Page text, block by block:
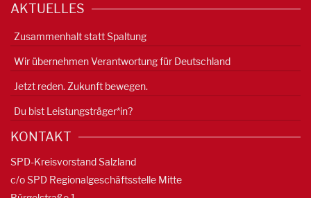
AKTUELLES
Zusammenhalt statt Spaltung
Wir übernehmen Verantwortung für Deutschland
Jetzt reden. Zukunft bewegen.
Du bist Leistungsträger*in?
KONTAKT
SPD-Kreisvorstand Salzland
c/o SPD Regionalgeschäftsstelle Mitte